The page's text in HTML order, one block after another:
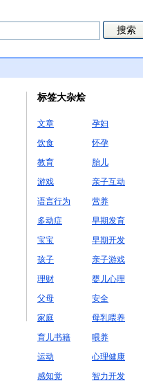
标签大杂烩
文章 孕妇
饮食
怀孕
教育
胎儿
游戏
亲子互动
语言行为
营养
多动症
早期发育
宝宝
早期开发
孩子
亲子游戏
理财
婴儿心理
父母
安全
家庭
母乳喂养
育儿书籍
喂养
运动
心理健康
感知觉
智力开发